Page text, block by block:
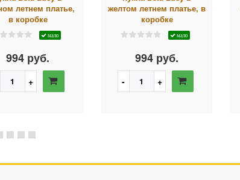
летнем платье,
в коробке
мало
994 руб.
желтом летнем платье, в
коробке
мало
994 руб.